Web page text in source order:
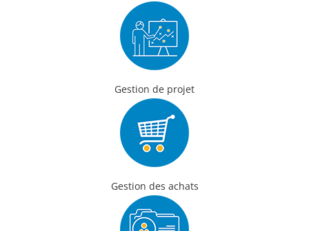
Gestion de projet
Gestion des achats